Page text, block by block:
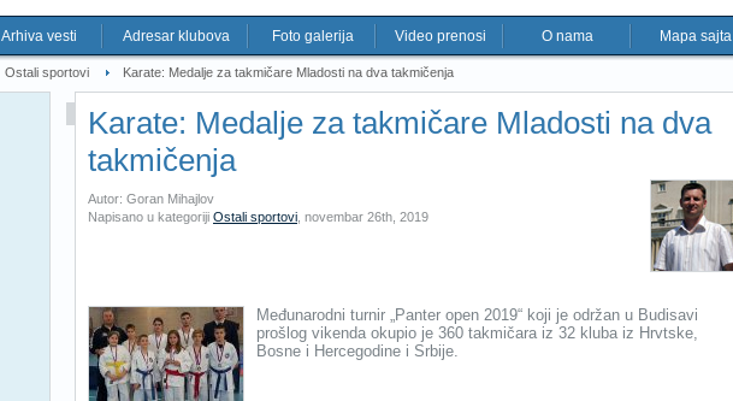
Arhiva vesti Adresar klubova Foto galerija Video prenosi O nama Mapa sajta
Ostali sportovi Karate: Medalje za takmičare Mladosti na dva takmičenja
Karate: Medalje za takmičare Mladosti na dva
takmičenja
Autor: Goran Mihajlov
Napisano u kategoriji Ostali sportovi novembar 26th, 2019
Međunarodni turnir „Panter open 2019“ koji je održan u Budisavi
prošlog vikenda okupio je 360 takmičara iz 32 kluba iz Hrvtske,
Bosne i Hercegodine i Srbije.